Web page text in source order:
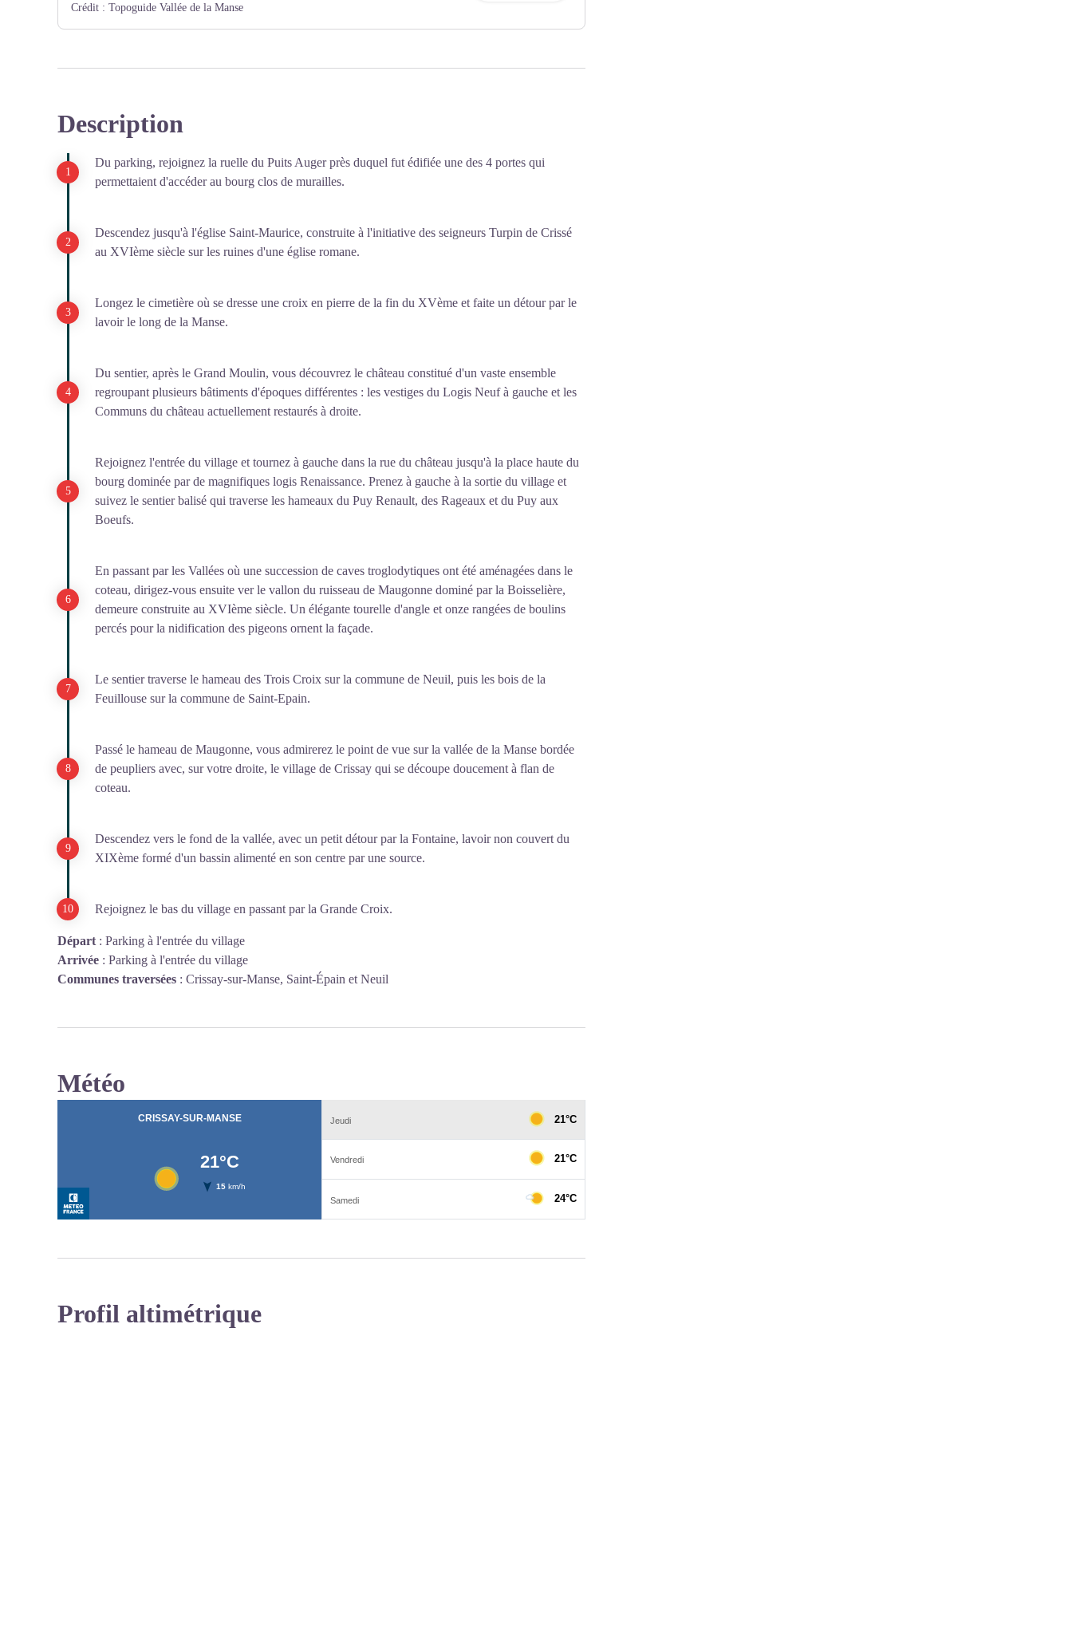
Crédit : Topoguide Vallée de la Manse
Description
Du parking, rejoignez la ruelle du Puits Auger près duquel fut édifiée une des 4 portes qui
permettaient d'accéder au bourg clos de murailles.
Descendez jusqu'à l'église Saint-Maurice, construite à l'initiative des seigneurs Turpin de Crissé
au XVIème siècle sur les ruines d'une église romane.
Longez le cimetière où se dresse une croix en pierre de la fin du XVème et faite un détour par le
lavoir le long de la Manse.
Du sentier, après le Grand Moulin, vous découvrez le château constitué d'un vaste ensemble
regroupant plusieurs bâtiments d'époques différentes : les vestiges du Logis Neuf à gauche et les
Communs du château actuellement restaurés à droite.
Rejoignez l'entrée du village et tournez à gauche dans la rue du château jusqu'à la place haute du
bourg dominée par de magnifiques logis Renaissance. Prenez à gauche à la sortie du village et
suivez le sentier balisé qui traverse les hameaux du Puy Renault, des Rageaux et du Puy aux
Boeufs.
En passant par les Vallées où une succession de caves troglodytiques ont été aménagées dans le
coteau, dirigez-vous ensuite ver le vallon du ruisseau de Maugonne dominé par la Boisselière,
demeure construite au XVIème siècle. Un élégante tourelle d'angle et onze rangées de boulins
percés pour la nidification des pigeons ornent la façade.
Le sentier traverse le hameau des Trois Croix sur la commune de Neuil, puis les bois de la
Feuillouse sur la commune de Saint-Epain.
Passé le hameau de Maugonne, vous admirerez le point de vue sur la vallée de la Manse bordée
de peupliers avec, sur votre droite, le village de Crissay qui se découpe doucement à flan de
coteau.
Descendez vers le fond de la vallée, avec un petit détour par la Fontaine, lavoir non couvert du
XIXème formé d'un bassin alimenté en son centre par une source.
Rejoignez le bas du village en passant par la Grande Croix.
Départ : Parking à l'entrée du village
Arrivée : Parking à l'entrée du village
Communes traversées : Crissay-sur-Manse, Saint-Épain et Neuil
Météo
Profil altimétrique